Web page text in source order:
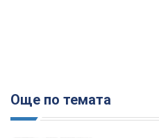
Още по темата